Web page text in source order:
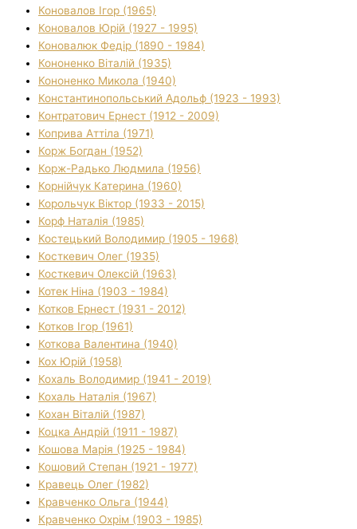
Коновалов Ігор (1965)
Коновалов Юрій (1927 - 1995)
Коновалюк Федір (1890 - 1984)
Кононенко Віталій (1935)
Кононенко Микола (1940)
Константинопольський Адольф (1923 - 1993)
Контратович Ернест (1912 - 2009)
Коприва Аттіла (1971)
Корж Богдан (1952)
Корж-Радько Людмила (1956)
Корнійчук Катерина (1960)
Корольчук Віктор (1933 - 2015)
Корф Наталія (1985)
Костецький Володимир (1905 - 1968)
Косткевич Олег (1935)
Косткевич Олексій (1963)
Котек Ніна (1903 - 1984)
Котков Ернест (1931 - 2012)
Котков Ігор (1961)
Коткова Валентина (1940)
Кох Юрій (1958)
Кохаль Володимир (1941 - 2019)
Кохаль Наталія (1967)
Кохан Віталій (1987)
Коцка Андрій (1911 - 1987)
Кошова Марія (1925 - 1984)
Кошовий Степан (1921 - 1977)
Кравець Олег (1982)
Кравченко Ольга (1944)
Кравченко Охрім (1903 - 1985)